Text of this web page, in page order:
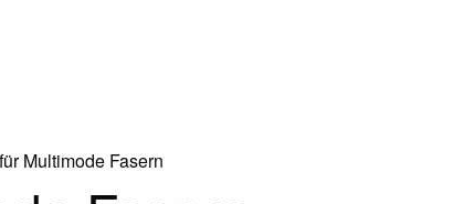
Multimode Fasern